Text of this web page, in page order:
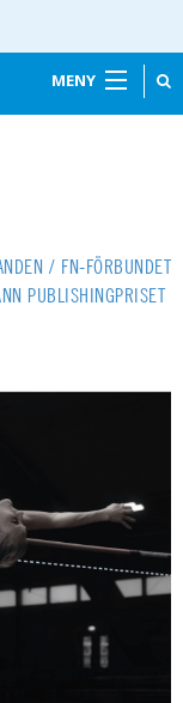
MENY
/ FN-FÖRBUNDET
PUBLISHINGPRISET